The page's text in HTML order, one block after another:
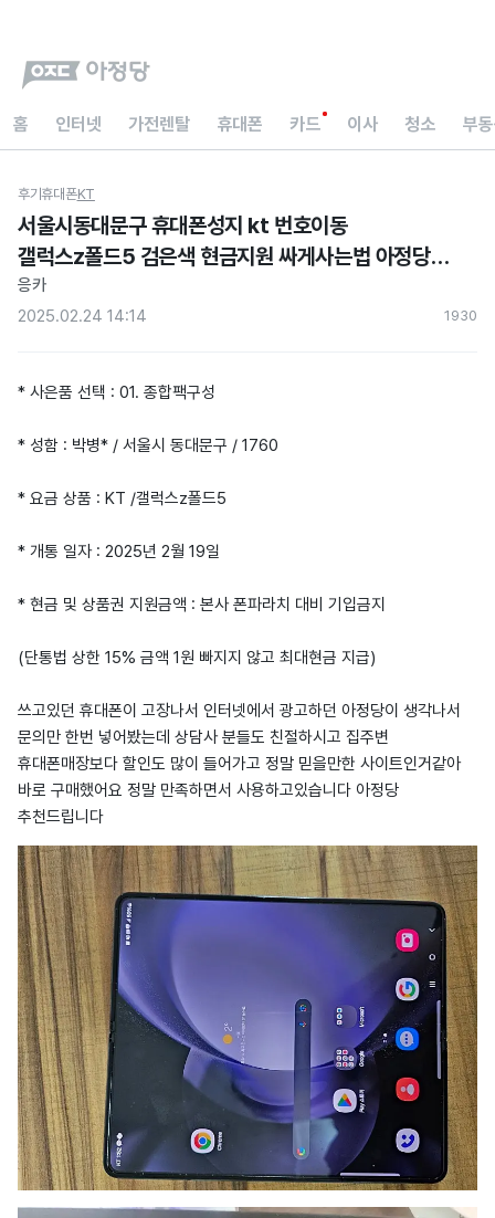
홈 인터넷 가전렌탈 휴대폰 카드 이사 청소 부
후기휴대폰KT
서울시동대문구 휴대폰성지 kt 번호이동
갤럭스z폴드5 검은색 현금지원 싸게사는법 아정당
내돈내산 후기
응카
2025.02.24 14:14
1930
* 사은품 선택 : 01. 종합팩구성
* 성함 : 박병* / 서울시 동대문구 / 1760
* 요금 상품 : KT /갤럭스z폴드5
* 개통 일자 : 2025년 2월 19일
* 현금 및 상품권 지원금액 : 본사 폰파라치 대비 기입금지
(단통법 상한 15% 금액 1원 빠지지 않고 최대현금 지급)
쓰고있던 휴대폰이 고장나서 인터넷에서 광고하던 아정당이 생각나서
문의만 한번 넣어봤는데 상담사 분들도 친절하시고 집주변
휴대폰매장보다 할인도 많이 들어가고 정말 믿을만한 사이트인거같아
바로 구매했어요 정말 만족하면서 사용하고있습니다 아정당
추천드립니다